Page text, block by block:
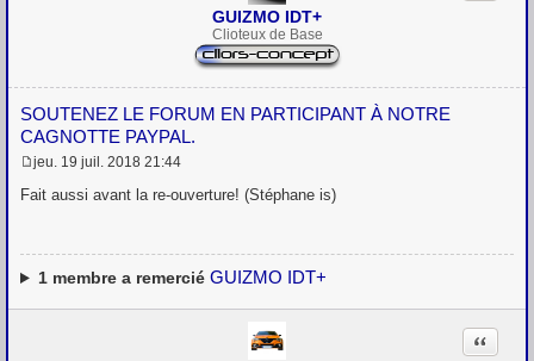
GUIZMO IDT+
Clioteux de Base
SOUTENEZ LE FORUM EN PARTICIPANT À NOTRE
CAGNOTTE PAYPAL.
M
e
g
e
jeu. 19 juil. 2018 21:44
Fait aussi avant la re-ouverture! (Stéphane is)
1membre a remercié GUIZMO IDT+
Citation